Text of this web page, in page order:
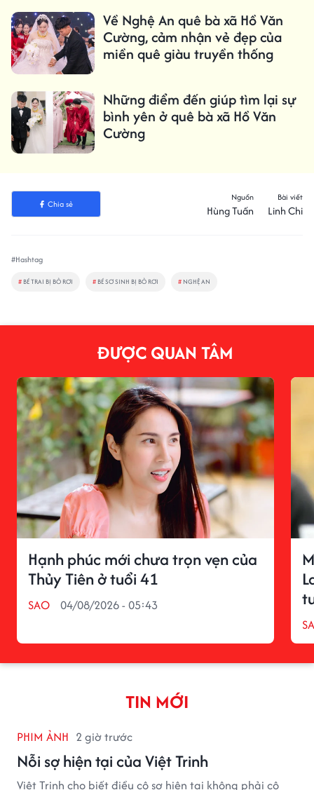
Về Nghệ An quê bà xã Hồ Văn
Cường, cảm nhận vẻ đẹp của
miền quê giàu truyền thống
Những điểm đến giúp tìm lại sự
bình yên ở quê bà xã Hồ Văn
Cường
Chia sẻ
Nguồn
Hùng Tuấn
Bài viết
Linh Chi
#Hashtag
# BÉ TRAI BỊ BỎ RƠI # BÉ SƠ SINH BỊ BỎ RƠI # NGHỆ AN
ĐƯỢC QUAN TÂM
Hạnh phúc mới chưa trọn vẹn của
Thủy Tiên ở tuổi 41
SAO 04/08/2026 - 05:43
TIN MỚI
PHIM ẢNH 2 giờ trước
Nỗi sợ hiện tại của Việt Trinh
Việt Trinh cho biết điều cô sợ hiện tại không phải cô